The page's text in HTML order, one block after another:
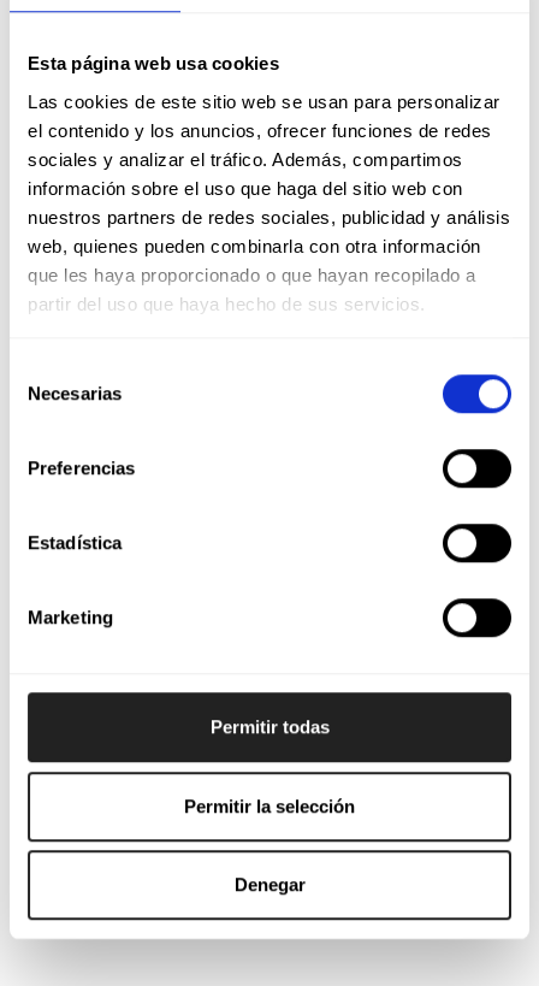
Esta página web usa cookies
Las cookies de este sitio web se usan para personalizar
el contenido y los anuncios, ofrecer funciones de redes
sociales y analizar el tráfico. Además, compartimos
información sobre el uso que haga del sitio web con
nuestros partners de redes sociales, publicidad y análisis
web, quienes pueden combinarla con otra información
que les haya proporcionado o que hayan recopilado a
partir del uso que haya hecho de sus servicios.
Necesarias
Preferencias
Estadística
Marketing
Permitir todas
Permitir la selección
Denegar
AÑADIR
COMPLETE THE LOOK
AÑADIR AÑADIR
DESCRIPCIÓN